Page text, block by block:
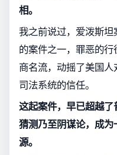
相。
我之前说过，爱泼斯
的案件之一，罪恶的
商名流，动摇了美国
司法系统的信任。
这起案件，早已超越
猜测乃至阴谋论，成
源。